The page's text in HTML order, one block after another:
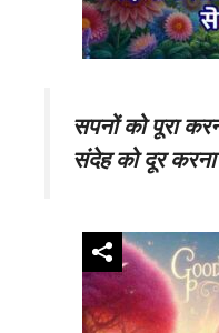
सपनों को पूरा
संदेह को दूर करना